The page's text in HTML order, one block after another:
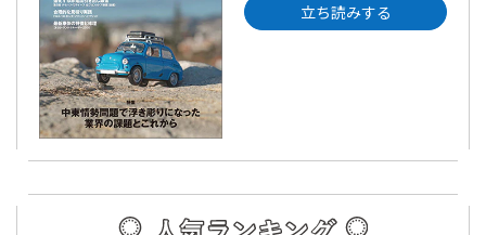
立ち読みする